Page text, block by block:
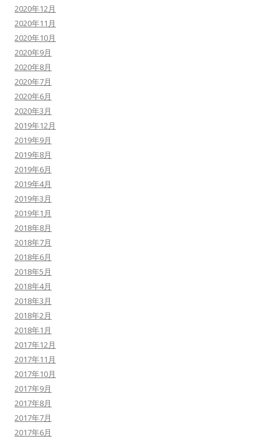
2020年12月
2020年11月
2020年10月
2020年9月
2020年8月
2020年7月
2020年6月
2020年3月
2019年12月
2019年9月
2019年8月
2019年6月
2019年4月
2019年3月
2019年1月
2018年8月
2018年7月
2018年6月
2018年5月
2018年4月
2018年3月
2018年2月
2018年1月
2017年12月
2017年11月
2017年10月
2017年9月
2017年8月
2017年7月
2017年6月